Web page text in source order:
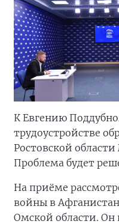
К Евгению
трудоустройстве
Ростовской области
Проблема будет
На приёме
войны в
Омской области. Он